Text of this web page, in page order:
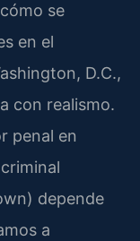
se
en el
D.C.,
con realismo.
penal en
depende
a